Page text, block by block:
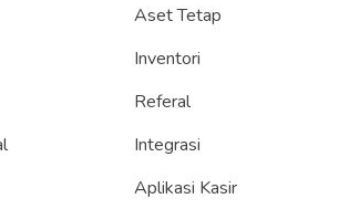
Aset Tetap
Inventori
Referal
Integrasi
Aplikasi Kasir